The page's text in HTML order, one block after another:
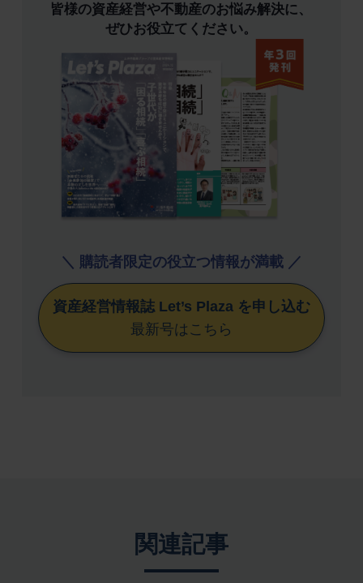
皆様の資産経営や不動産のお悩み解決に、
ぜひお役立てください。
＼ 購読者限定の役立つ情報が満載 ／
資産経営情報誌 Let’s Plaza を申し込む
最新号はこちら
関連記事